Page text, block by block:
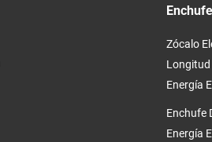
Zócalo
Longitud
Energía
Enchufe
Energía